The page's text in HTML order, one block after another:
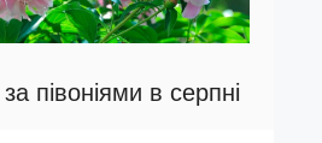
півоніями в серпні